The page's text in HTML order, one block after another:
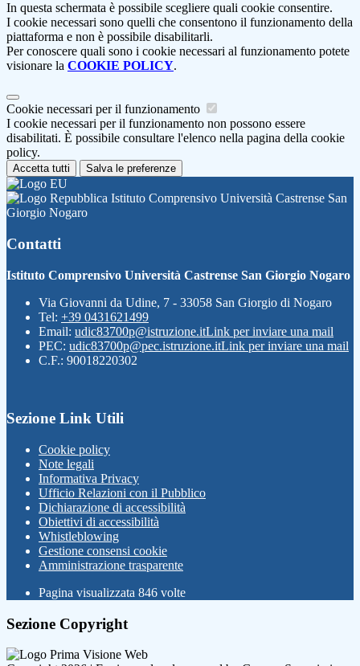
In questa schermata è possibile scegliere quali cookie consentire.
I cookie necessari sono quelli che consentono il funzionamento della
piattaforma e non è possibile disabilitarli.
Per conoscere quali sono i cookie necessari al funzionamento potete
visionare la COOKIE POLICY.
Cookie necessari per il funzionamento
I cookie necessari per il funzionamento non possono essere
disabilitati. È possibile consultare l'elenco nella pagina della cookie
policy.
Accetta tutti Salva le preferenze
Istituto Comprensivo Università Castrense San
Giorgio Nogaro
Contatti
Istituto Comprensivo Università Castrense San Giorgio Nogaro
Via Giovanni da Udine, 7 - 33058 San Giorgio di Nogaro
Tel: +39 0431621499
Email: udic83700p@istruzione.itLink per inviare una mail
PEC: udic83700p@pec.istruzione.itLink per inviare una mail
C.F.: 90018220302
Sezione Link Utili
Cookie policy
Note legali
Informativa Privacy
Ufficio Relazioni con il Pubblico
Dichiarazione di accessibilità
Obiettivi di accessibilità
Whistleblowing
Gestione consensi cookie
Amministrazione trasparente
Pagina visualizzata 846 volte
Sezione Copyright